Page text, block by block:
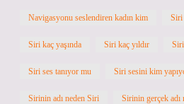
Navigasyonu seslendiren kadın kim Siri
Siri kaç yaşında Siri kaç yıldır
Siri ses tanıyor mu Siri sesini kim
Sirinin adı neden Siri Sirinin gerçek adı